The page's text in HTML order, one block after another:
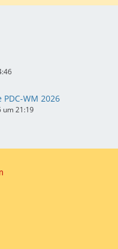
WM 2026
um 21:19